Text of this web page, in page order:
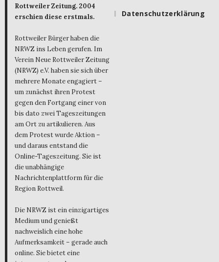
Rottweiler Zeitung. 2004
erschien diese erstmals.
Rottweiler Bürger haben die
NRWZ ins Leben gerufen. Im
Verein Neue Rottweiler Zeitung
(NRWZ) e.V. haben sie sich über
mehrere Monate engagiert –
um zunächst ihren Protest
gegen den Fortgang einer von
bis dato zwei Tageszeitungen
am Ort zu artikulieren. Aus
dem Protest wurde Aktion –
und daraus entstand die
Online-Tageszeitung. Sie ist
die unabhängige
Nachrichtenplattform für die
Region Rottweil.
Die NRWZ ist ein einzigartiges
Medium und genießt
nachweislich eine hohe
Aufmerksamkeit – gerade auch
online. Sie bietet eine
Datenschutzerklärung